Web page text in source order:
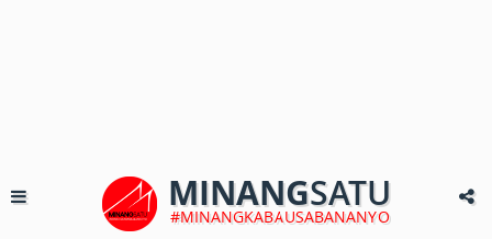
MINANGSATU
#MINANGKABAUSABANANYO